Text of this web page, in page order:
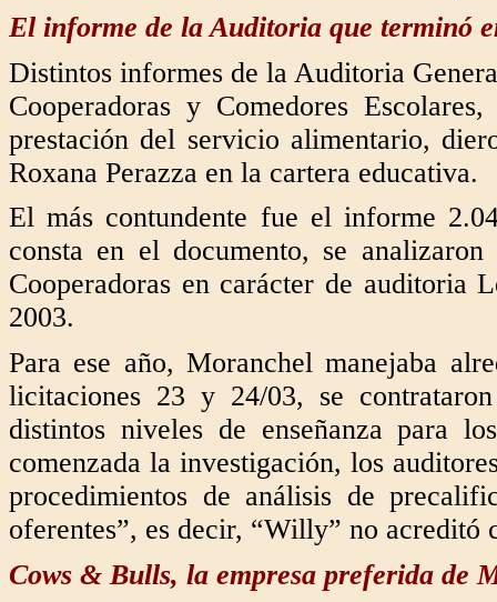
El informe de la Auditoria que terminó
Distintos informes de la Auditoria
Cooperadoras y Comedores
prestación del servicio alimentario,
Roxana Perazza en la cartera educativa.
El más contundente fue el informe
consta en el documento, se
Cooperadoras en carácter de auditoria
2003.
Para ese año, Moranchel manejaba
licitaciones 23 y 24/03, se
distintos niveles de enseñanza para
comenzada la investigación, los
procedimientos de análisis de
oferentes”, es decir, “Willy” no
Cows & Bulls, la empresa preferida de